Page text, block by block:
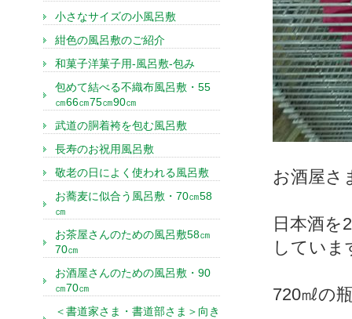
お酒屋さ
日本酒を
していま
720㎖の
小さなサイズの小風呂敷
紺色の風呂敷のご紹介
和菓子洋菓子用-風呂敷-包み
包めて結べる不織布風呂敷・55
㎝66㎝75㎝90㎝
武道の胴着袴を包む風呂敷
長寿のお祝用風呂敷
敬老の日によく使われる風呂敷
お蕎麦に似合う風呂敷・70㎝58
㎝
お茶屋さんのための風呂敷58㎝
70㎝
お酒屋さんのための風呂敷・90
㎝70㎝
＜書道家さま・書道部さま＞向き